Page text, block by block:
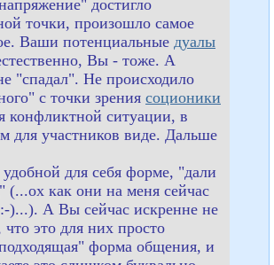
достигло
точки, произошло самое
Ваши потенциальные дуалы
Вы - тоже. А
"спадал". Не происходило
с точки зрения соционики
конфликтной ситуации, в
для участников виде. Дальше
для себя форме, "дали
(...ох как они на меня сейчас
)...). А Вы сейчас искренне не
что это для них просто
форма общения, и